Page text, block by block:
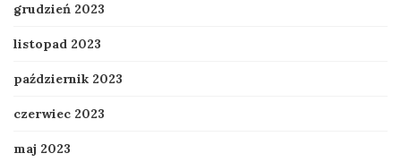
grudzień 2023
listopad 2023
październik 2023
czerwiec 2023
maj 2023